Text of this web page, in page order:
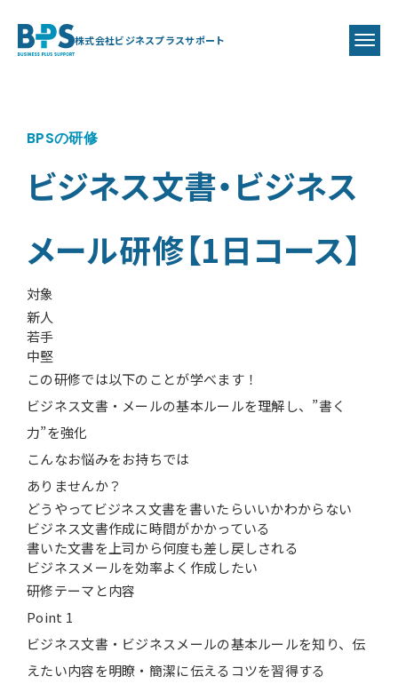
株式会社ビジネスプラスサポート
BPSの研修
ビジネス文書・ビジネス
メール研修【1日コース】
対象
新人
若手
中堅
この研修では以下のことが学べます！
ビジネス文書・メールの基本ルールを理解し、”書く
力”を強化
こんなお悩みをお持ちでは
ありませんか？
どうやってビジネス文書を書いたらいいかわからない
ビジネス文書作成に時間がかかっている
書いた文書を上司から何度も差し戻しされる
ビジネスメールを効率よく作成したい
研修テーマと内容
Point 1
ビジネス文書・ビジネスメールの基本ルールを知り、伝
えたい内容を明瞭・簡潔に伝えるコツを習得する